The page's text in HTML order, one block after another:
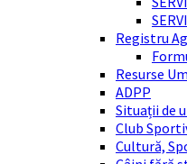
Registru
Resurse
ADPP
Situații de
Club
Cultură,